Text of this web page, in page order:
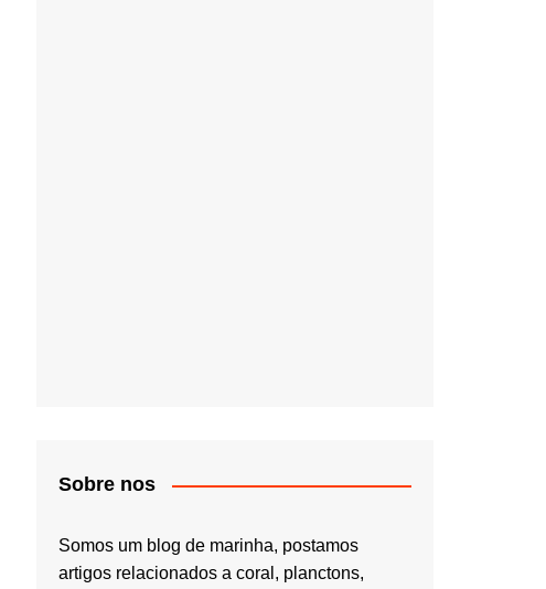
Sobre nos
Somos um blog de marinha, postamos
artigos relacionados a coral, planctons,